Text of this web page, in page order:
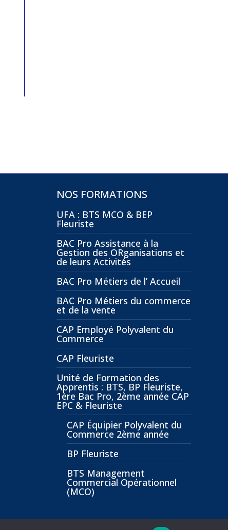
NOS FORMATIONS
UFA : BTS MCO & BEP
Fleuriste
BAC Pro Assistance à la
Gestion des ORganisations et
de leurs Activités
BAC Pro Métiers de l’ Accueil
BAC Pro Métiers du commerce
et de la vente
CAP Employé Polyvalent du
Commerce
CAP Fleuriste
Unité de Formation des
Apprentis : BTS, BP Fleuriste,
1ère Bac Pro, 2ème année CAP
EPC & Fleuriste
CAP Équipier Polyvalent du
Commerce 2ème année
BP Fleuriste
BTS Management
Commercial Opérationnel
(MCO)